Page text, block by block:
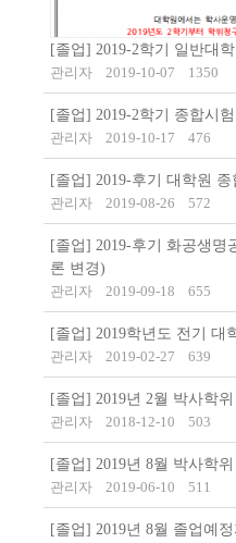
[졸업] 2019-2학기 일반대
관리자
2019-10-07 1350
[졸업] 2019-2학기 종합시
관리자
2019-10-17 476
[졸업] 2019-후기 대학원 종
관리자
2019-08-26 572
[졸업] 2019-후기 화공생명
론 변경)
관리자
2019-09-18 655
[졸업] 2019​학년도 전기 대
관리자
2019-02-27 639
[졸업] 2019년 2월 박사학
관리자
2018-12-10 503
[졸업] 2019년 8월 박사학
관리자
2019-06-10 511
[졸업] 2019년 8월 졸업예